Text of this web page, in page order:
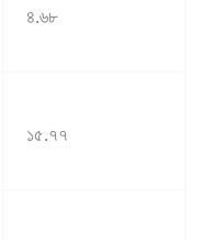
৪.৬৮
১৫.৭৭